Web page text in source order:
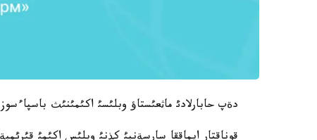
دةپ حابارلادئ ماثعئستاؤ وبلئسئ اكئمئنئث